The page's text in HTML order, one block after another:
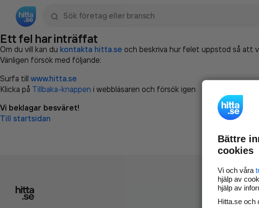
Ett fel har inträffat
Om du vill kan du kontakta hitta.se och beskriva hur felet uppstod så att
Vänligen försök med följande:
Surfa till www.hitta.se
Klicka på Tillbaka-knappen i webbläsaren och försök igen
Vi beklagar besväret!
Till startsidan
Bättre
cookies
Vi och våra
hjälp av
hjälp av
Hitta.se och